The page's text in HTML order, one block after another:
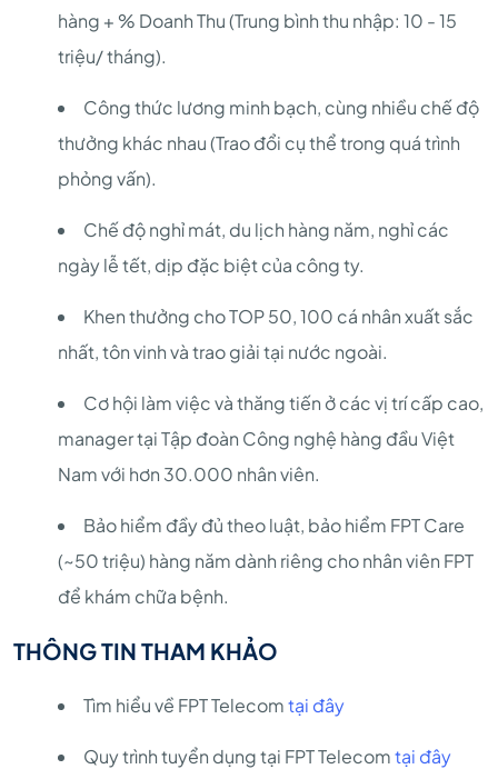
hàng + % Doanh Thu (Trung bình thu nhập: 10 - 15
triệu/ tháng).
Công thức lương minh bạch, cùng nhiều chế độ
thưởng khác nhau (Trao đổi cụ thể trong quá trình
phỏng vấn).
Chế độ nghỉ mát, du lịch hàng năm, nghỉ các
ngày lễ tết, dịp đặc biệt của công ty.
Khen thưởng cho TOP 50, 100 cá nhân xuất sắc
nhất, tôn vinh và trao giải tại nước ngoài.
Cơ hội làm việc và thăng tiến ở các vị trí cấp cao,
manager tại Tập đoàn Công nghệ hàng đầu Việt
Nam với hơn 30.000 nhân viên.
Bảo hiểm đầy đủ theo luật, bảo hiểm FPT Care
(~50 triệu) hàng năm dành riêng cho nhân viên FPT
để khám chữa bệnh.
THÔNG TIN THAM KHẢO
Tìm hiểu về FPT Telecomtại đây
Quy trình tuyển dụng tại FPT Telecomtại đây